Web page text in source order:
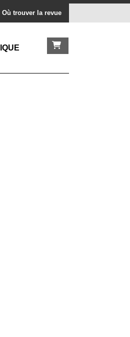
Où trouver la revue